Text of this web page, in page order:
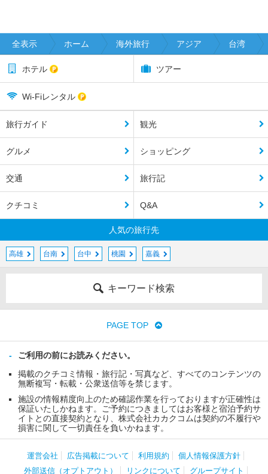
全表示 ホーム 海外旅行 アジア 台湾
ホテル ツアー
Wi-Fiレンタル
旅行ガイド 観光
グルメ ショッピング
交通 旅行記
クチコミ Q&A
人気の旅行先
高雄 台南 台中 桃園 嘉義
キーワード検索
PAGE TOP
ご利用の前にお読みください。
掲載のクチコミ情報・旅行記・写真など、すべてのコンテンツの
無断複写・転載・公衆送信等を禁じます。
施設の情報精度向上のため確認作業を行っておりますが正確性は
保証いたしかねます。ご予約につきましてはお客様と宿泊予約サ
イトとの直接契約となり、株式会社カカクコムは契約の不履行や
損害に関して一切責任を負いかねます。
運営会社 広告掲載について 利用規約
個人情報保護方針
外部送信（オプトアウト）
リンクについて グループサイト